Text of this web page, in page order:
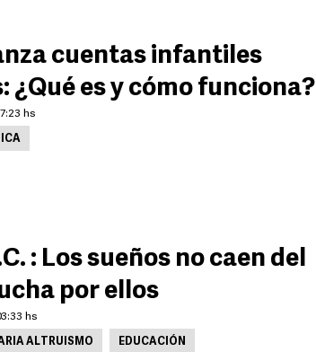
cuentas infantiles
¿Qué es y cómo funciona?
hs
: Los sueños no caen del
por ellos
hs
ALTRUISMO EDUCACIÓN